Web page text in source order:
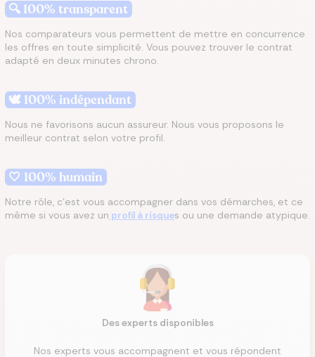
🔍 100% transparent
Nos comparateurs vous permettent de mettre en concurrence
les offres en toute simplicité. Vous pouvez trouver le contrat
adapté en deux minutes chrono.
🕊 100% indépendant
Nous ne favorisons aucun assureur. Nous vous proposons le
meilleur contrat selon votre profil.
🤍 100% humain
Notre rôle, c'est vous accompagner dans vos démarches, et ce
même si vous avez un profil à risques ou une demande atypique.
Des experts disponibles
Nos experts vous accompagnent et vous répondent